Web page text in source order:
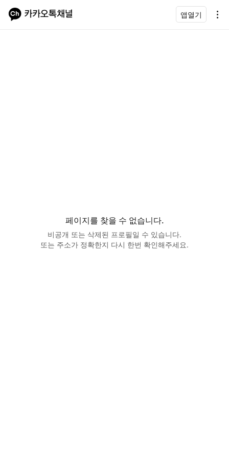
앱열기
페이지를 찾을 수 없습니다.
비공개 또는 삭제된 프로필일 수 있습니다.
또는 주소가 정확한지 다시 한번 확인해주세요.